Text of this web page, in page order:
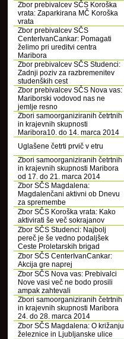
Zbor prebivalcev SČS Koroška
vrata: Zaparkirana MČ Koroška
vrata
Zbor prebivalcev SČS
CenterIvanCankar: Pomagati
želimo pri ureditvi centra
Maribora
Zbor prebivalcev SČS Studenci:
Zadnji poziv za razbremenitev
studenških cest
Zbor prebivalcev SČS Nova vas:
Mariborski vodovod nas ne
jemlje resno
Zbori samoorganiziranih četrtnih
in krajevnih skupnosti
Maribora10. do 14. marca 2014
Uglašene četrti prvič v etru
Zbori samoorganiziranih četrtnih
in krajevnih skupnosti Maribora
od 17. do 21. marca 2014
Zbor SČS Magdalena:
Magdalenčani aktivni ob Dnevu
za spremembe
Zbor SČS Koroška vrata: Kako
aktivirati še več sokrajanov
Zbor SČS Studenci: Najbolj
pereč je še vedno podaljšek
Ceste Proletarskih brigad
Zbor SČS CenterIvanCankar:
Akcija gre naprej
Zbor SČS Nova vas: Prebivalci
Nove vasi več ne bodo prosili
ampak zahtevali
Zbori samoorganiziranih četrtnih
in krajevnih skupnosti Maribora
24. do 28. marca 2014
Zbor SČS Magdalena: O križanju
železnice in Ljubljanske ulice